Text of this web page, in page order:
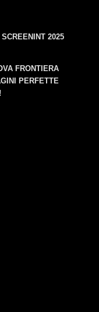
2025
FRONTIERA
PERFETTE